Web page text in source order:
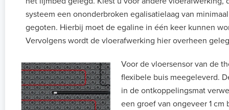
systeem een ononderbroken egalisatielaag van
gegoten. Hierbij moet de egaline in één keer kunnen
Vervolgens wordt de vloerafwerking hier overheen
Voor de vloersensor van de
flexibele buis meegeleverd.
in de ontkoppelingsmat
een groef van ongeveer 1